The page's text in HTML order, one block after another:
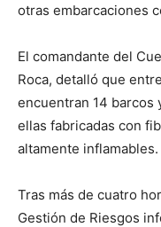
otras embarcaciones
El comandante del
Roca, detalló que
encuentran 14 barcos
ellas fabricadas con
altamente inflamables.
Tras más de cuatro
Gestión de Riesgos